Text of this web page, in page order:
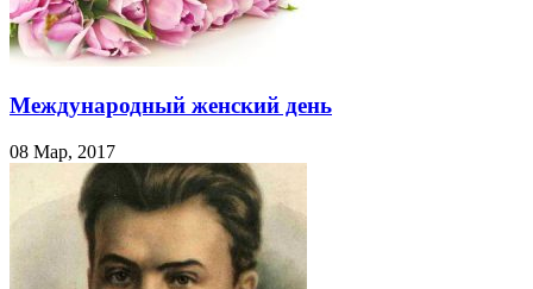
Международный женский день
08 Мар, 2017